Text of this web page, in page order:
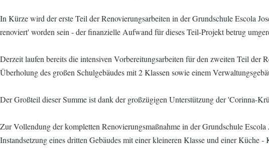
In Kürze wird der erste Teil der Renovierungsarbeiten in der Grundschule Escola
renoviert' worden sein - der finanzielle Aufwand für dieses Teil-Projekt betrug
Derzeit laufen bereits die intensiven Vorbereitungsarbeiten für den zweiten Teil
Überholung des großen Schulgebäudes mit 2 Klassen sowie einem
Der Großteil dieser Summe ist dank der großzügigen Unterstützung der 'Corinna-
Zur Vollendung der kompletten Renovierungsmaßnahme in der Grundschule
Instandsetzung eines dritten Gebäudes mit einer kleineren Klasse und einer Küche -